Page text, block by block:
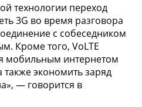
технологии переход
3G во время разговора
с собеседником
Кроме того, VoLTE
мобильным интернетом
экономить заряд
— говорится в